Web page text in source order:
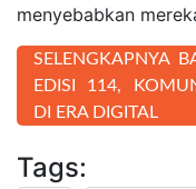
menyebabkan
SELENGKAPNYA
EDISI 114,
DI ERA DIGITAL
Tags: